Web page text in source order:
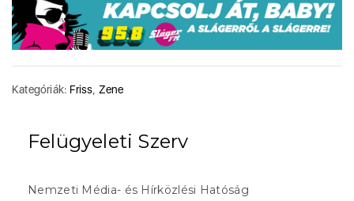
Kategóriák: Friss Zene
Felügyeleti Szerv
Nemzeti Média- és Hírközlési Hatóság